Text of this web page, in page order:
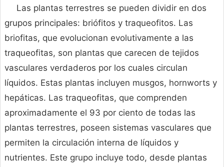
Las plantas terrestres se pueden dividir en dos
grupos principales: briófitos y traqueofitos. Las
briofitas, que evolucionan evolutivamente a las
traqueofitas, son plantas que carecen de tejidos
vasculares verdaderos por los cuales circulan
líquidos. Estas plantas incluyen musgos, hornworts y
hepáticas. Las traqueofitas, que comprenden
aproximadamente el 93 por ciento de todas las
plantas terrestres, poseen sistemas vasculares que
permiten la circulación interna de líquidos y
nutrientes. Este grupo incluye todo, desde plantas